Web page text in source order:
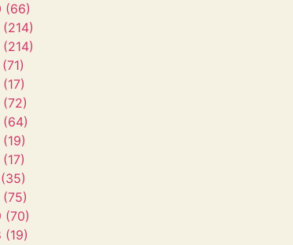
(66)
(72)
(64)
(75)
(70)
(19)